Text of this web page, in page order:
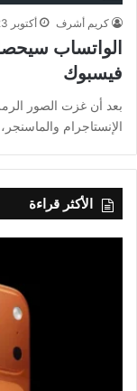
كريم أشرف أكتوبر 23, 2022
فيسبوك
الإنستاجرام
الأكثر قراءة